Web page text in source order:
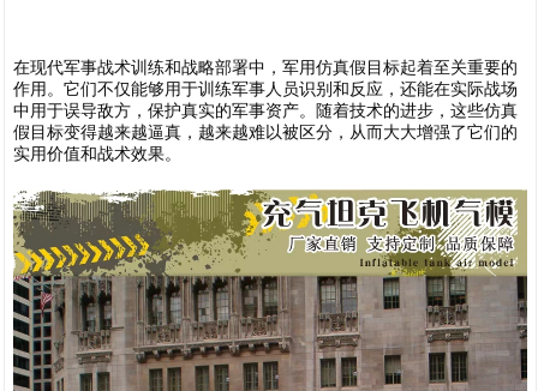
1
在现代军事战术训练和战略部署中，军用仿真假目标起着至关重要的
作用。它们不仅能够用于训练军事人员识别和反应，还能在实际战场
中用于误导敌方，保护真实的军事资产。随着技术的进步，这些仿真
假目标变得越来越逼真，越来越难以被区分，从而大大增强了它们的
实用价值和战术效果。